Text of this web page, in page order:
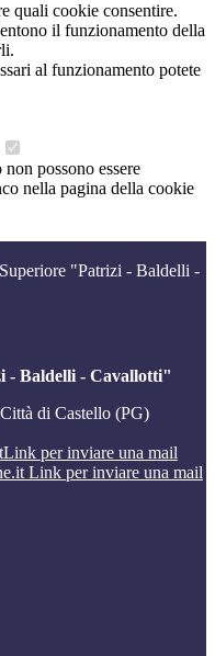
quali cookie consentire.
il funzionamento della
al funzionamento potete
possono essere
nella pagina della cookie
"Patrizi - Baldelli -
- Baldelli - Cavallotti"
di Castello (PG)
Link per inviare una mail
Link per inviare una mail